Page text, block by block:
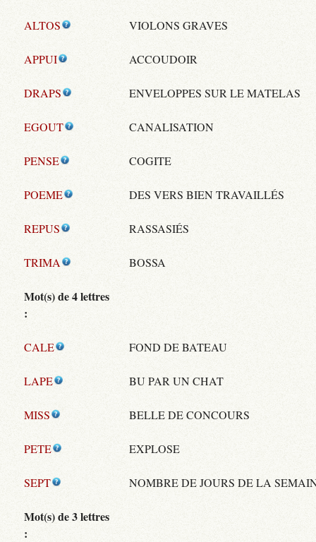
ALTOS VIOLONS GRAVES
APPUI ACCOUDOIR
DRAPS ENVELOPPES SUR LE MATELAS
EGOUT CANALISATION
PENSE COGITE
POEME DES VERS BIEN TRAVAILLÉS
REPUS RASSASIÉS
TRIMA BOSSA
Mot(s) de 4 lettres
:
CALE FOND DE BATEAU
LAPE BU PAR UN CHAT
MISS BELLE DE CONCOURS
PETE EXPLOSE
SEPT NOMBRE DE JOURS DE LA
Mot(s) de 3 lettres
: